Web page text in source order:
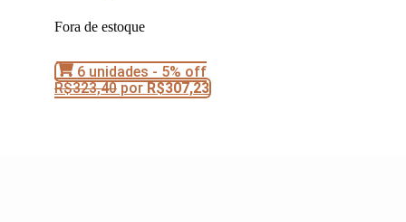
Fora de estoque
6 unidades - 5% off
R$323,40porR$307,23